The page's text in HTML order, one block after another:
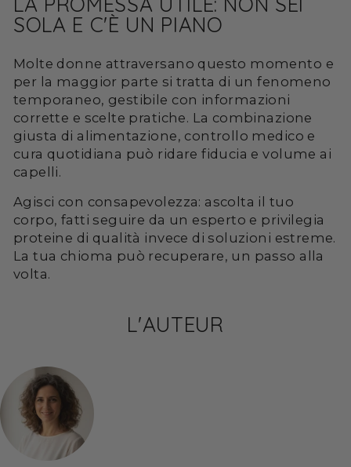
SOLA E C'È UN PIANO
Molte donne attraversano questo momento e
per la maggior parte si tratta di un fenomeno
temporaneo, gestibile con informazioni
corrette e scelte pratiche. La combinazione
giusta di alimentazione, controllo medico e
cura quotidiana può ridare fiducia e volume ai
capelli.
Agisci con consapevolezza: ascolta il tuo
corpo, fatti seguire da un esperto e privilegia
proteine di qualità invece di soluzioni estreme.
La tua chioma può recuperare, un passo alla
volta.
L'AUTEUR